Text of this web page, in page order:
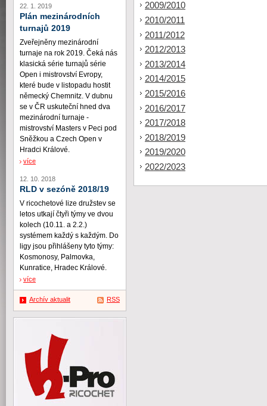
2009/2010
2010/2011
2011/2012
2012/2013
2013/2014
2014/2015
2015/2016
2016/2017
2017/2018
2018/2019
2019/2020
2022/2023
22. 1. 2019
Plán mezinárodních
turnajů 2019
Zveřejněny mezinárodní
turnaje na rok 2019. Čeká nás
klasická série turnajů série
Open i mistrovství Evropy,
které bude v listopadu hostit
německý Chemnitz. V dubnu
se v ČR uskuteční hned dva
mezinárodní turnaje -
mistrovství Masters v Peci pod
Sněžkou a Czech Open v
Hradci Králové.
více
12. 10. 2018
RLD v sezóně 2018/19
V ricochetové lize družstev se
letos utkají čtyři týmy ve dvou
kolech (10.11. a 2.2.)
systémem každý s každým. Do
ligy jsou přihlášeny tyto týmy:
Kosmonosy, Palmovka,
Kunratice, Hradec Králové.
více
Archív aktualit RSS